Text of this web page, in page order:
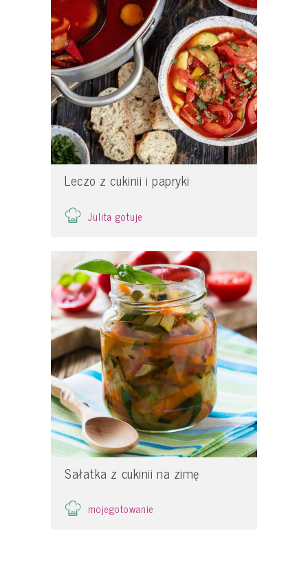
Leczo z cukinii i papryki
Julita gotuje
Sałatka z cukinii na zimę
mojegotowanie